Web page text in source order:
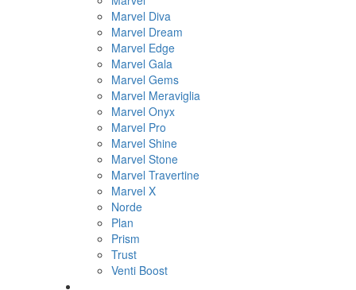
Marvel Diva
Marvel Dream
Marvel Edge
Marvel Gala
Marvel Gems
Marvel Meraviglia
Marvel Onyx
Marvel Pro
Marvel Shine
Marvel Stone
Marvel Travertine
Marvel X
Norde
Plan
Prism
Trust
Venti Boost